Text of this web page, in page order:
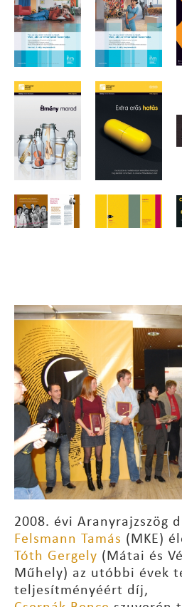
2008. évi Aranyrajzszög
Felsmann Tamás (MKE)
Tóth Gergely (Mátai és
Műhely) az utóbbi évek
teljesítményéért díj,